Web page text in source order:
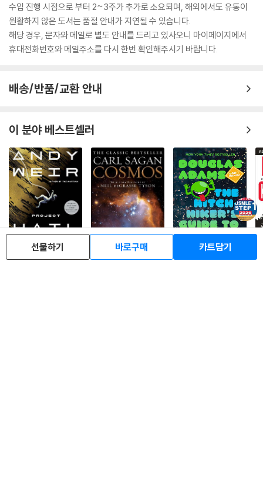
수입 진행 시점으로 부터 2~3주가 추가로 소요되며, 해외에서도 유통이
원활하지 않은 도서는 품절 안내가 지연될 수 있습니다.
해당 경우, 문자와 메일로 별도 안내를 드리고 있사오니 마이페이지에서
휴대전화번호와 메일주소를 다시 한번 확인해주시기 바랍니다.
배송/반품/교환 안내
이 분야 베스트셀러
선물하기 바로구매 카트담기